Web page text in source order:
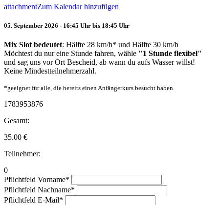
attachmentZum Kalendar hinzufügen
05. September 2026 - 16:45 Uhr bis 18:45 Uhr
Mix Slot bedeutet: Hälfte 28 km/h* und Hälfte 30 km/h
Möchtest du nur eine Stunde fahren, wähle "1 Stunde flexibel"
und sag uns vor Ort Bescheid, ab wann du aufs Wasser willst!
Keine Mindestteilnehmerzahl.
*geeignet für alle, die bereits einen Anfängerkurs besucht haben.
1783953876
Gesamt:
35.00 €
Teilnehmer:
0
Pflichtfeld Vorname*
Pflichtfeld Nachname*
Pflichtfeld E-Mail*